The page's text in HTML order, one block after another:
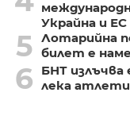
Украйна и ЕС
5 Лотарийна
билет е
6
БНТ
лека